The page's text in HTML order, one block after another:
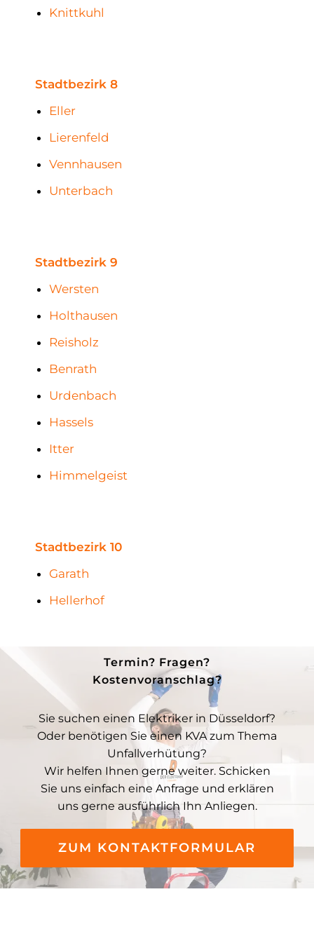
Knittkuhl
Stadtbezirk 8
Eller
Lierenfeld
Vennhausen
Unterbach
Stadtbezirk 9
Wersten
Holthausen
Reisholz
Benrath
Urdenbach
Hassels
Itter
Himmelgeist
Stadtbezirk 10
Garath
Hellerhof
Termin? Fragen?
Kostenvoranschlag?
Sie suchen einen Elektriker in Düsseldorf?
Oder benötigen Sie einen KVA zum Thema
Unfallverhütung?
Wir helfen Ihnen gerne weiter. Schicken
Sie uns einfach eine Anfrage und erklären
uns gerne ausführlich Ihn Anliegen.
ZUM KONTAKTFORMULAR